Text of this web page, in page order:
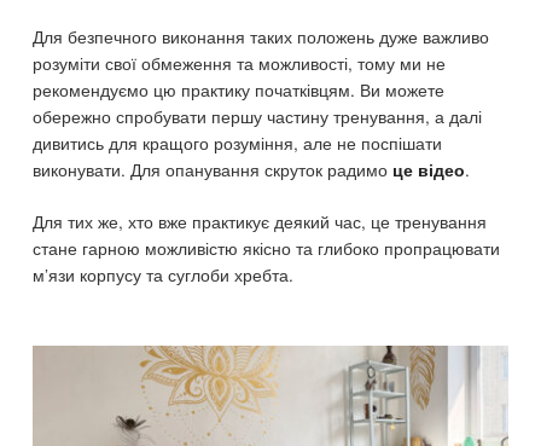
Для безпечного виконання таких положень дуже важливо
розуміти свої обмеження та можливості, тому ми не
рекомендуємо цю практику початківцям. Ви можете
обережно спробувати першу частину тренування, а далі
дивитись для кращого розуміння, але не поспішати
виконувати. Для опанування скруток радимо це відео.
Для тих же, хто вже практикує деякий час, це тренування
стане гарною можливістю якісно та глибоко пропрацювати
м’язи корпусу та суглоби хребта.